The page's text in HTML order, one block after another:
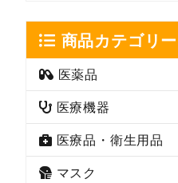
商品カテゴリー
医薬品
医療機器
医療品・衛生用品
マスク